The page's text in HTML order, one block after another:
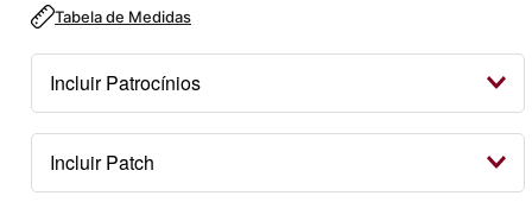
Tabela de Medidas
Incluir Patrocínios
Kit Patrocínios
R$ 119,99
Incluir Patch